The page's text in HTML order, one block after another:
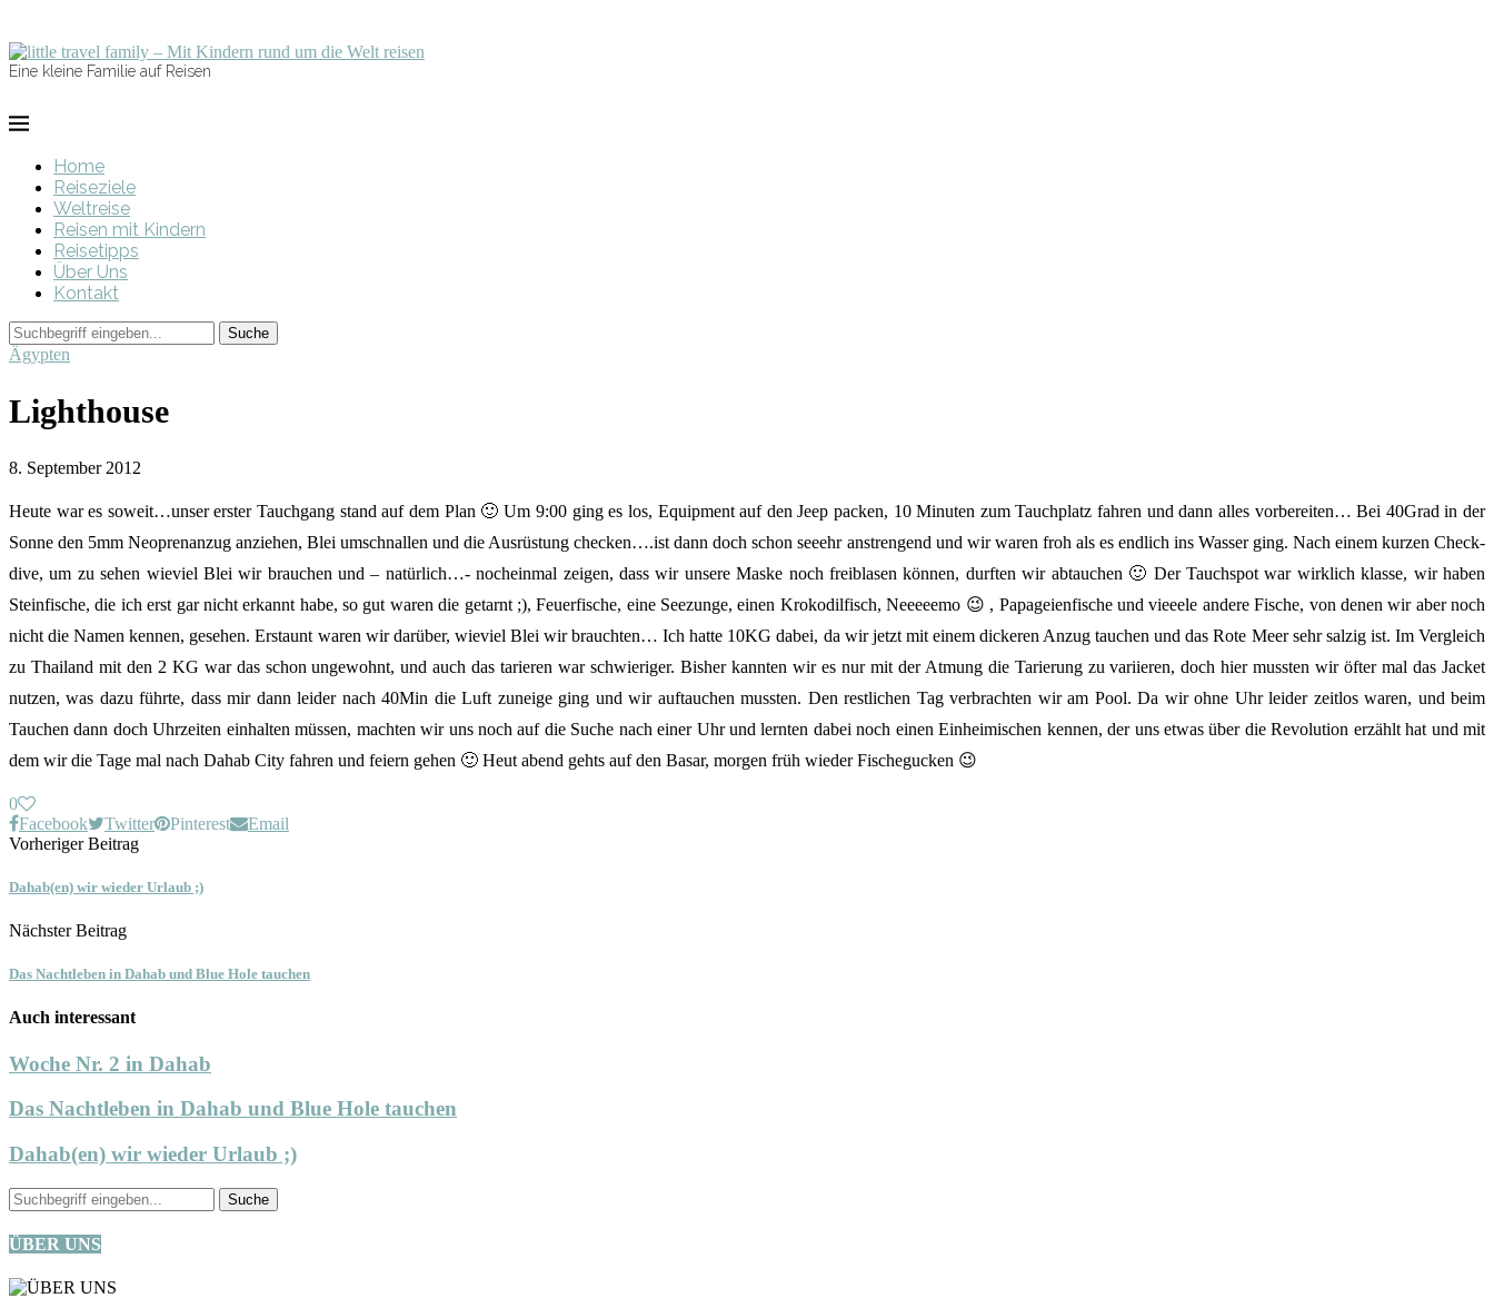
Eine kleine Familie auf Reisen
Home
Reiseziele
Weltreise
Reisen mit Kindern
Reisetipps
Über Uns
Kontakt
Ägypten
Lighthouse
8. September 2012
Heute war es soweit…unser erster Tauchgang stand auf dem Plan 🙂 Um 9:00 ging es los, Equipment auf den Jeep packen, 10 Minuten zum Tauchplatz fahren und dann alles vorbereiten… Bei 40Grad in der
Sonne den 5mm Neoprenanzug anziehen, Blei umschnallen und die Ausrüstung checken….ist dann doch schon seeehr anstrengend und wir waren froh als es endlich ins Wasser ging. Nach einem kurzen Check-
dive, um zu sehen wieviel Blei wir brauchen und – natürlich…- nocheinmal zeigen, dass wir unsere Maske noch freiblasen können, durften wir abtauchen 🙂 Der Tauchspot war wirklich klasse, wir haben
Steinfische, die ich erst gar nicht erkannt habe, so gut waren die getarnt ;), Feuerfische, eine Seezunge, einen Krokodilfisch, Neeeeemo 😉 , Papageienfische und vieeele andere Fische, von denen wir aber noch
nicht die Namen kennen, gesehen. Erstaunt waren wir darüber, wieviel Blei wir brauchten… Ich hatte 10KG dabei, da wir jetzt mit einem dickeren Anzug tauchen und das Rote Meer sehr salzig ist. Im Vergleich
zu Thailand mit den 2 KG war das schon ungewohnt, und auch das tarieren war schwieriger. Bisher kannten wir es nur mit der Atmung die Tarierung zu variieren, doch hier mussten wir öfter mal das Jacket
nutzen, was dazu führte, dass mir dann leider nach 40Min die Luft zuneige ging und wir auftauchen mussten. Den restlichen Tag verbrachten wir am Pool. Da wir ohne Uhr leider zeitlos waren, und beim
Tauchen dann doch Uhrzeiten einhalten müssen, machten wir uns noch auf die Suche nach einer Uhr und lernten dabei noch einen Einheimischen kennen, der uns etwas über die Revolution erzählt hat und mit
dem wir die Tage mal nach Dahab City fahren und feiern gehen 🙂 Heut abend gehts auf den Basar, morgen früh wieder Fischegucken 😉
0
Facebook
Twitter Pinterest
Email
Vorheriger Beitrag
Dahab(en) wir wieder Urlaub ;)
Nächster Beitrag
Das Nachtleben in Dahab und Blue Hole tauchen
Auch interessant
Woche Nr. 2 in Dahab
Das Nachtleben in Dahab und Blue Hole tauchen
Dahab(en) wir wieder Urlaub ;)
ÜBER UNS